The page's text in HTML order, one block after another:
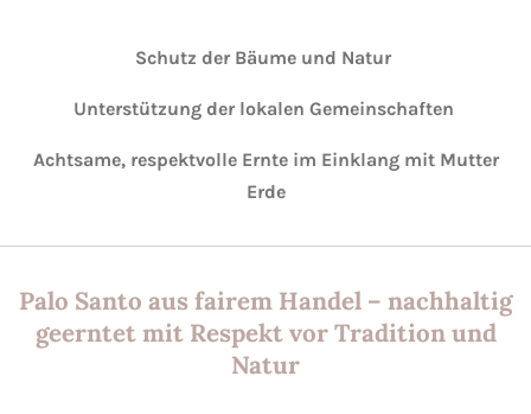
Schutz der Bäume und Natur
Unterstützung der lokalen Gemeinschaften
Achtsame, respektvolle Ernte im Einklang mit Mutter
Erde
Palo Santo aus fairem Handel – nachhaltig
geerntet mit Respekt vor Tradition und
Natur